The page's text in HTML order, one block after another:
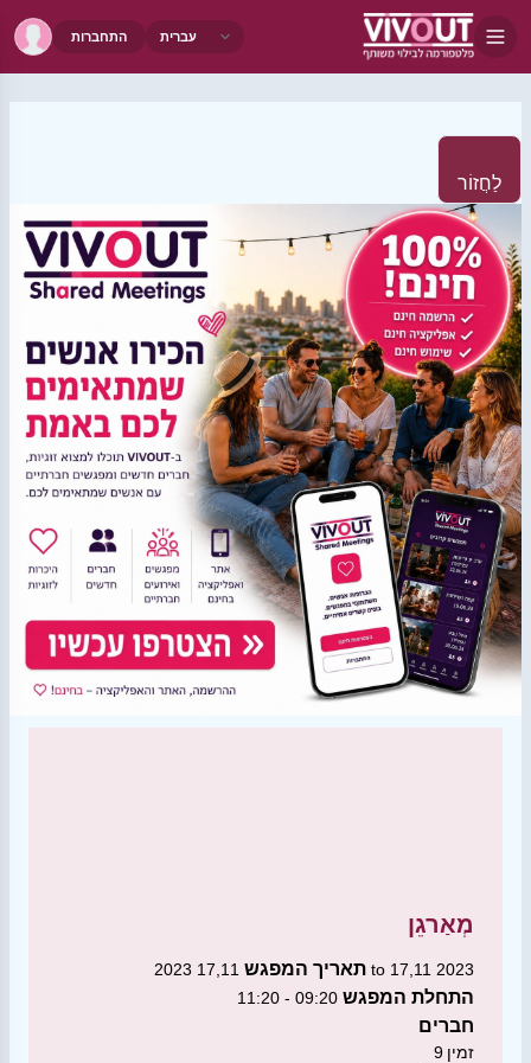
התחברות
לַחֲזוֹר
מְאַרגֵן
תאריך המפגש 17,11 2023 to 17,11 2023
התחלת המפגש 09:20 - 11:20
חברים
9 זמין